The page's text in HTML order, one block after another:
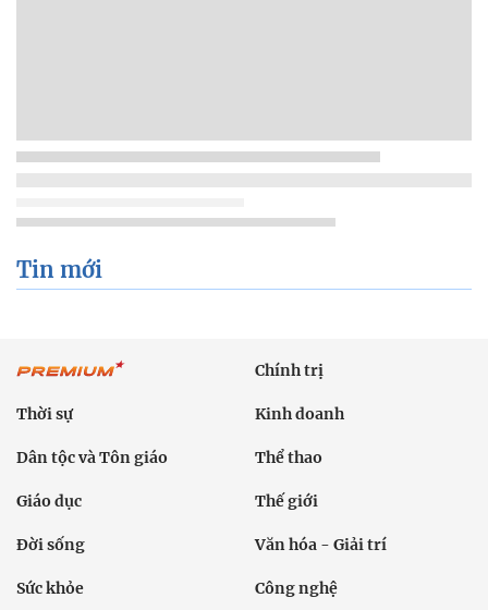
Tin mới
Chính trị
Thời sự Kinh doanh
Dân tộc và Tôn giáo Thể thao
Giáo dục Thế giới
Đời sống Văn hóa - Giải trí
Sức khỏe Công nghệ